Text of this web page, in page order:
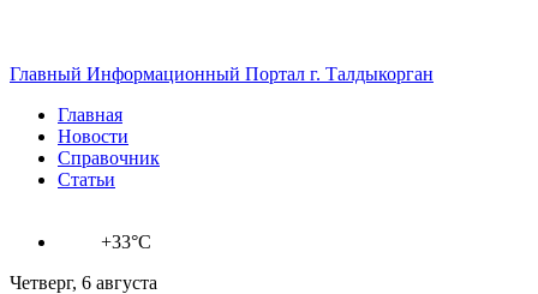
Главный Информационный Портал г. Талдыкорган
Главная
Новости
Справочник
Статьи
+33°C
Четверг, 6 августа